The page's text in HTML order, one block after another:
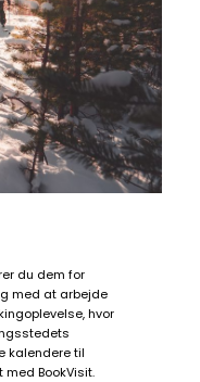
du dem for
med at arbejde
hvor
kalendere til
BookVisit.